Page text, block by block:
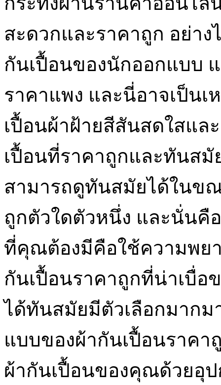
สะดวกและราคาถูก อย่า
กันเปื้อนของนักออกแบบ
ราคาแพง และนี่อาจเป็น
เปื้อนผ้าฝ้ายสีสันสดใสแล
เปื้อนที่ราคาถูกและทันส
สามารถดูทันสมัยได้ในข
ถูกตัวใดตัวหนึ่ง และนั่นคื
ที่คุณต้องมีคือใช้ความพยา
กันเปื้อนราคาถูกที่น่าเบื่อ
ได้ทันสมัยมีตัวเลือกมากม
แบบของผ้ากันเปื้อนราค
ผ้ากันเปื้อนของคุณด้วยอุ